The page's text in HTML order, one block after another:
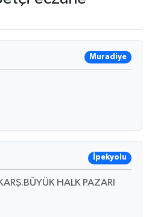
Muradiye
İpekyolu
HALK PAZARI